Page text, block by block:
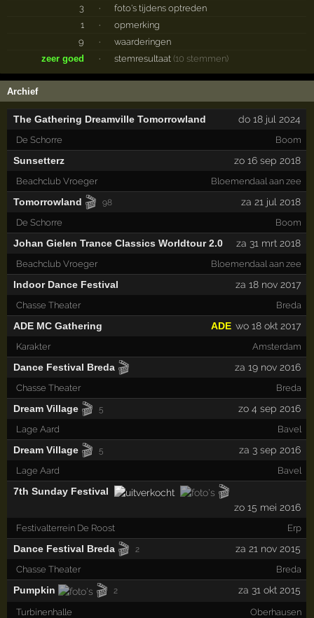
3
·
foto's tijdens optreden
1
·
opmerking
9
·
waarderingen
zeer goed
· stemresultaat (10 stemmen)
Archief
The Gathering Dreamville Tomorrowland do 18 jul 2024
De Schorre Boom
Sunsetterz zo 16 sep 2018
Beachclub Vroeger Bloemendaal aan zee
Tomorrowland 🎬 98 za 21 jul 2018
De Schorre Boom
Johan Gielen Trance Classics Worldtour 2.0 za 31 mrt 2018
Beachclub Vroeger Bloemendaal aan zee
Indoor Dance Festival za 18 nov 2017
Chasse Theater Breda
ADE MC Gathering wo 18 okt 2017
ADE
Karakter Amsterdam
Dance Festival Breda 🎬 za 19 nov 2016
Chasse Theater Breda
Dream Village 🎬 5 zo 4 sep 2016
Lage Aard Bavel
Dream Village 🎬 5 za 3 sep 2016
Lage Aard Bavel
7th Sunday Festival 🎬
zo 15 mei 2016
Festivalterrein De Roost Erp
Dance Festival Breda 🎬 2 za 21 nov 2015
Chasse Theater Breda
Pumpkin 🎬 2 za 31 okt 2015
Turbinenhalle Oberhausen